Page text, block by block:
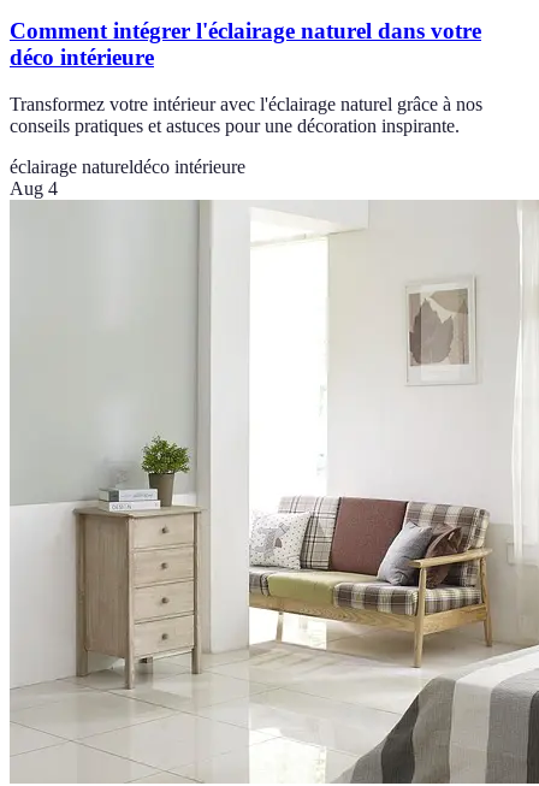
Comment intégrer l'éclairage naturel dans votre
déco intérieure
Transformez votre intérieur avec l'éclairage naturel grâce à nos
conseils pratiques et astuces pour une décoration inspirante.
éclairage natureldéco intérieure
Aug 4